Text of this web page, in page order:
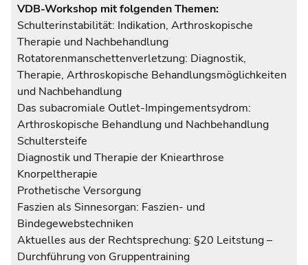
VDB-Workshop mit folgenden Themen:
Schulterinstabilität: Indikation, Arthroskopische
Therapie und Nachbehandlung
Rotatorenmanschettenverletzung: Diagnostik,
Therapie, Arthroskopische Behandlungsmöglichkeiten
und Nachbehandlung
Das subacromiale Outlet-Impingementsydrom:
Arthroskopische Behandlung und Nachbehandlung
Schultersteife
Diagnostik und Therapie der Kniearthrose
Knorpeltherapie
Prothetische Versorgung
Faszien als Sinnesorgan: Faszien- und
Bindegewebstechniken
Aktuelles aus der Rechtsprechung: §20 Leitstung –
Durchführung von Gruppentraining